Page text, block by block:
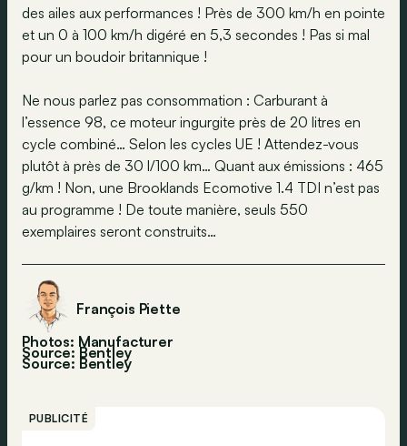
des ailes aux performances ! Près de 300 km/h en pointe
et un 0 à 100 km/h digéré en 5,3 secondes ! Pas si mal
pour un boudoir britannique !
Ne nous parlez pas consommation : Carburant à
l’essence 98, ce moteur ingurgite près de 20 litres en
cycle combiné… Selon les cycles UE ! Attendez-vous
plutôt à près de 30 l/100 km… Quant aux émissions : 465
g/km ! Non, une Brooklands Ecomotive 1.4 TDI n’est pas
au programme ! De toute manière, seuls 550
exemplaires seront construits…
François Piette
Photos: Manufacturer
Source: Bentley
Source: Bentley
PUBLICITÉ